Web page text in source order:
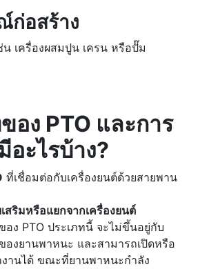
ก่อสร้าง
เครื่องผสมปูน เครน หรือปั๊ม
อง PTO และการ
อะไรบ้าง?
ที่เชื่อมต่อกับเครื่องยนต์ด้วยสายพาน
สริมหรือแยกจากเครื่องยนต์
อง PTO ประเภทนี้ จะไม่ขึ้นอยู่กับ
องยานพาหนะ และสามารถเปิดหรือ
านได้ ขณะที่ยานพาหนะกำลัง